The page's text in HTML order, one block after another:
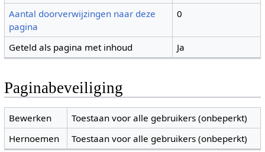
Aantal doorverwijzingen naar deze
pagina
0
Geteld als pagina met inhoud Ja
Paginabeveiliging
Bewerken
Toestaan voor alle gebruikers (onbeperkt)
Hernoemen
Toestaan voor alle gebruikers (onbeperkt)